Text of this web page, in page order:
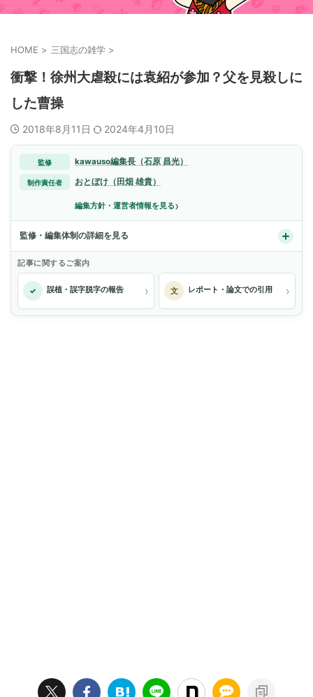
HOME > 三国志の雑学 >
衝撃！徐州大虐殺には袁紹が参加？父を見殺しに
した曹操
2018年8月11日 2024年4月10日
監修 kawauso編集長（石原 昌光）
制作責任者 おとぼけ（田畑 雄貴）
編集方針・運営者情報を見る›
監修・編集体制の詳細を見る
記事に関するご案内
✓ 誤植・誤字脱字の報告 › 文 レポート・論文での引用 ›